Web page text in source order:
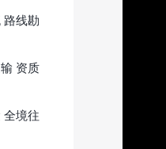
线勘
资质
境往